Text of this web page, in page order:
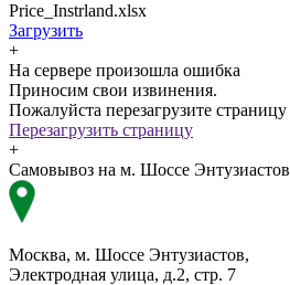
Price_Instrland.xlsx
Загрузить
+
На сервере произошла ошибка
Приносим свои извинения.
Пожалуйста перезагрузите страницу
Перезагрузить страницу
+
Самовывоз на м. Шоссе Энтузиастов
Москва, м. Шоссе Энтузиастов,
Электродная улица, д.2, стр. 7